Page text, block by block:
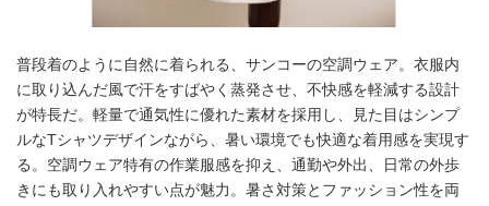
普段着のように自然に着られる、サンコーの空調ウェア。衣服内
に取り込んだ風で汗をすばやく蒸発させ、不快感を軽減する設計
が特長だ。軽量で通気性に優れた素材を採用し、見た目はシンプ
ルなTシャツデザインながら、暑い環境でも快適な着用感を実現す
る。空調ウェア特有の作業服感を抑え、通勤や外出、日常の外歩
きにも取り入れやすい点が魅力。暑さ対策とファッション性を両